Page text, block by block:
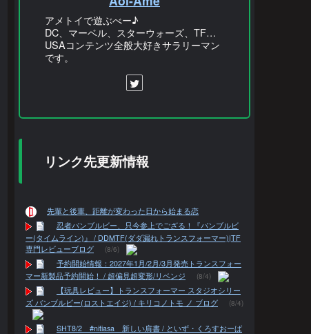
アメトイで遊ぶべー♪
DC、マーベル、スターウォーズ、TF…
USAコンテンツ全般大好きサラリーマン
です。
リンク先更新情報
先輩と後輩、距離が変わった日から始まる恋
忍者バンブルビー、只今参上でござる！『バンブルビ
ー(タイムライン)』 / DDMTF(ダダ漏れトランスフォーマー)|TF
専門レビューブログ
(8/6)
予約開始情報：2027年1月/2月/3月発売トランスフォー
マー新製品予約開始！ / 超偏見超変形/リベンジ
(8/4)
【玩具レビュー】トランスフォーマー スタジオシリー
ズ バンブルビー(ロストエイジ) / キリコノトモ ノ ブログ
(8/4)
SHT8/2 #nitiasa 新しい肩書 / といず・くろすおーば